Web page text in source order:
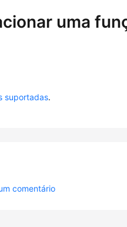
uma
suportadas.
comentário